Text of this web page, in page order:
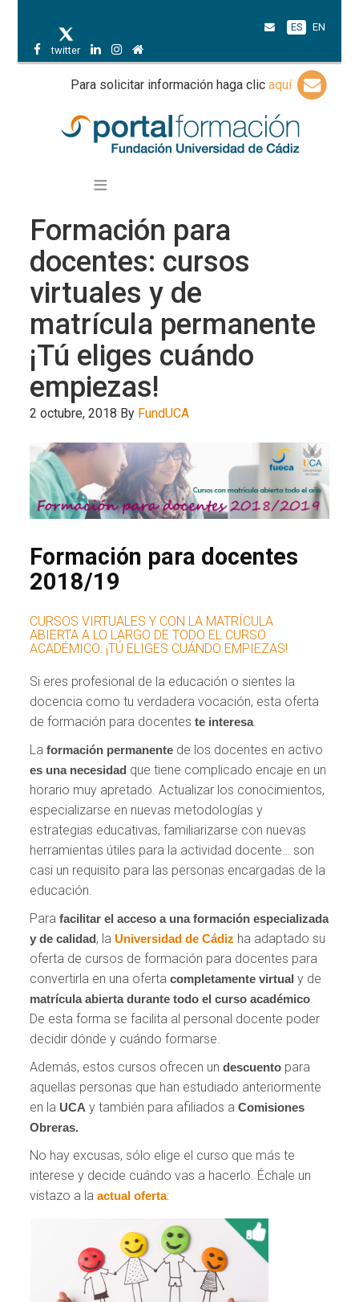
twitter
ES EN
Para solicitar información haga clic aquí
Formación para
docentes: cursos
virtuales y de
matrícula permanente
¡Tú eliges cuándo
empiezas!
2 octubre, 2018 By FundUCA
Formación para docentes
2018/19
CURSOS VIRTUALES Y CON LA MATRÍCULA
ABIERTA A LO LARGO DE TODO EL CURSO
ACADÉMICO: ¡TÚ ELIGES CUÁNDO EMPIEZAS!
Si eres profesional de la educación o sientes la
docencia como tu verdadera vocación, esta oferta
de formación para docentes te interesa.
Laformación permanente de los docentes en activo
es una necesidad que tiene complicado encaje en un
horario muy apretado. Actualizar los conocimientos,
especializarse en nuevas metodologías y
estrategias educativas, familiarizarse con nuevas
herramientas útiles para la actividad docente… son
casi un requisito para las personas encargadas de la
educación.
Parafacilitar el acceso a una formación especializada
y de calidad, laUniversidad de Cádiz ha adaptado su
oferta de cursos de formación para docentes para
convertirla en una ofertacompletamente virtual y de
matrícula abierta durante todo el curso académico.
De esta forma se facilita al personal docente poder
decidir dónde y cuándo formarse.
Además, estos cursos ofrecen undescuento para
aquellas personas que han estudiado anteriormente
en la UCA y también para afiliados aComisiones
Obreras.
No hay excusas, sólo elige el curso que más te
interese y decide cuándo vas a hacerlo. Échale un
vistazo a laactual oferta: